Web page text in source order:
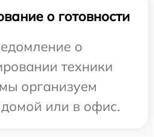
о готовности
о
техники
организуем
или в офис.